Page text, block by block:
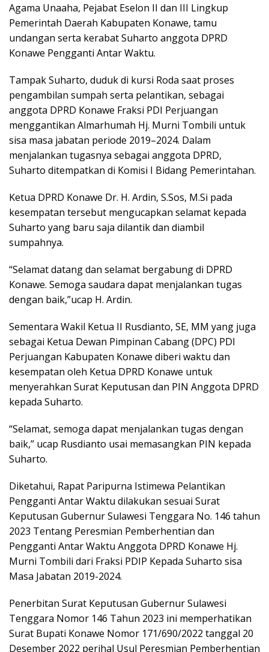
Agama Unaaha, Pejabat Eselon II dan III Lingkup
Pemerintah Daerah Kabupaten Konawe, tamu
undangan serta kerabat Suharto anggota DPRD
Konawe Pengganti Antar Waktu.
Tampak Suharto, duduk di kursi Roda saat proses
pengambilan sumpah serta pelantikan, sebagai
anggota DPRD Konawe Fraksi PDI Perjuangan
menggantikan Almarhumah Hj. Murni Tombili untuk
sisa masa jabatan periode 2019–2024. Dalam
menjalankan tugasnya sebagai anggota DPRD,
Suharto ditempatkan di Komisi I Bidang Pemerintahan.
Ketua DPRD Konawe Dr. H. Ardin, S.Sos, M.Si pada
kesempatan tersebut mengucapkan selamat kepada
Suharto yang baru saja dilantik dan diambil
sumpahnya.
“Selamat datang dan selamat bergabung di DPRD
Konawe. Semoga saudara dapat menjalankan tugas
dengan baik,”ucap H. Ardin.
Sementara Wakil Ketua II Rusdianto, SE, MM yang juga
sebagai Ketua Dewan Pimpinan Cabang (DPC) PDI
Perjuangan Kabupaten Konawe diberi waktu dan
kesempatan oleh Ketua DPRD Konawe untuk
menyerahkan Surat Keputusan dan PIN Anggota DPRD
kepada Suharto.
“Selamat, semoga dapat menjalankan tugas dengan
baik,” ucap Rusdianto usai memasangkan PIN kepada
Suharto.
Diketahui, Rapat Paripurna Istimewa Pelantikan
Pengganti Antar Waktu dilakukan sesuai Surat
Keputusan Gubernur Sulawesi Tenggara No. 146 tahun
2023 Tentang Peresmian Pemberhentian dan
Pengganti Antar Waktu Anggota DPRD Konawe Hj.
Murni Tombili dari Fraksi PDIP Kepada Suharto sisa
Masa Jabatan 2019-2024.
Penerbitan Surat Keputusan Gubernur Sulawesi
Tenggara Nomor 146 Tahun 2023 ini memperhatikan
Surat Bupati Konawe Nomor 171/690/2022 tanggal 20
Desember 2022 perihal Usul Peresmian Pemberhentian